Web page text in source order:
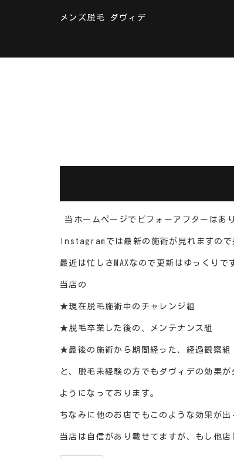
メンズ脱毛 ダヴィデ
当ホームページでビフォーアフターはあ
Instagramでは最新の施術が見れますの
最近は忙しさMAXなので更新はゆっくりで
当店の
★現在脱毛施術中のチャレンジ組
★脱毛卒業した後の、メンテナンス組
★最後の施術から期間経った、経過観察組
と、脱毛未経験の方でもダヴィデの効果が
ようになっております。
ちなみに他のお店でもこのような効果が出
当店は自信があり載せてますが、もし他